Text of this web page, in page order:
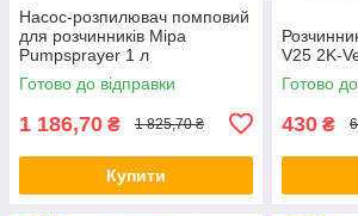
Насос-розпилювач помповий
для розчинників Mipa
Pumpsprayer 1 л
Готово до відправки
1 186,70 ₴ 1 825,70 ₴
Купити
V25 2K-
Готово
430 ₴